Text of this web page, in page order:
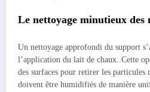
Le nettoyage minutieux des
Un nettoyage approfondi du support
l’application du lait de chaux. Cette
des surfaces pour retirer les particules
doivent être humidifiés de manière